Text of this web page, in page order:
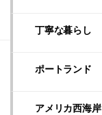
丁寧な暮らし
ポートランド
アメリカ西海岸